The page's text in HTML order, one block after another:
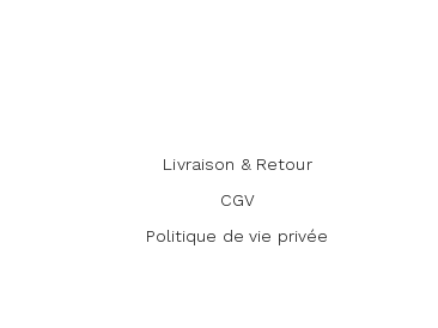
Livraison & Retour
CGV
Politique de vie privée